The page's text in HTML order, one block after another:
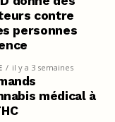
contre
personnes
il y a 3 semaines
médical à